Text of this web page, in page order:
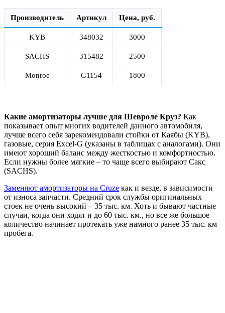
Производитель Артикул Цена, руб.
KYB 348032 3000
SACHS 315482 2500
Monroe G1154 1800
Какие амортизаторы лучше для Шевроле Круз? Как
показывает опыт многих водителей данного автомобиля,
лучше всего себя зарекомендовали стойки от Каябы (KYB),
газовые, серия Excel-G (указаны в таблицах с аналогами). Они
имеют хороший баланс между жесткостью и комфортностью.
Если нужны более мягкие – то чаще всего выбирают Сакс
(SACHS).
Заменяют амортизаторы на Cruze как и везде, в зависимости
от износа запчасти. Средний срок службы оригинальных
стоек не очень высокий – 35 тыс. км. Хоть и бывают частные
случаи, когда они ходят и до 60 тыс. км., но все же большое
количество начинает протекать уже намного ранее 35 тыс. км
пробега.